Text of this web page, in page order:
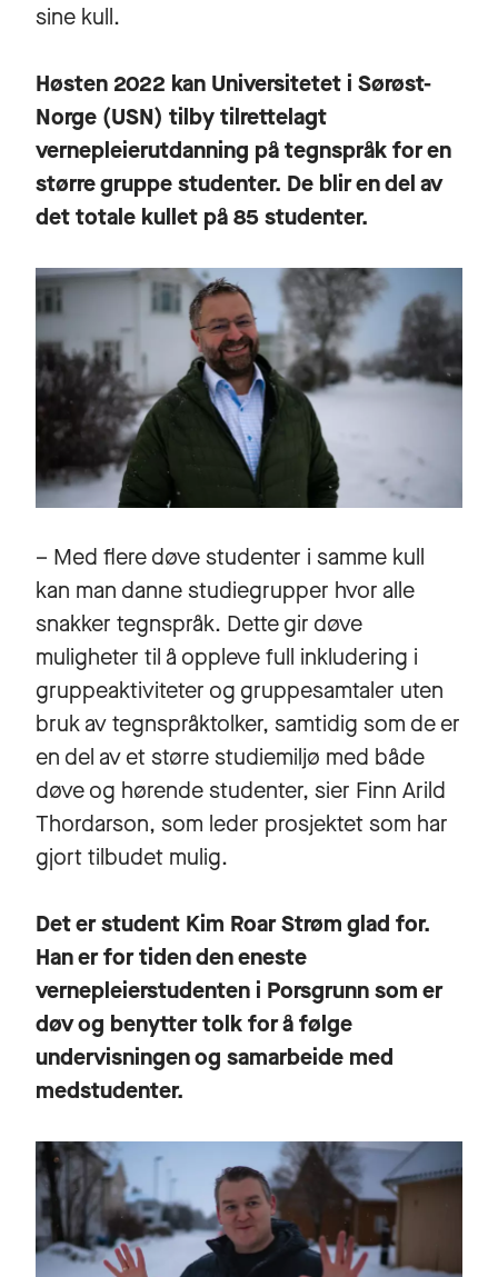
sine kull.
Høsten 2022 kan Universitetet i Sørøst-
Norge (USN) tilby tilrettelagt
vernepleierutdanning på tegnspråk for en
større gruppe studenter. De blir en del av
det totale kullet på 85 studenter.
– Med flere døve studenter i samme kull
kan man danne studiegrupper hvor alle
snakker tegnspråk. Dette gir døve
muligheter til å oppleve full inkludering i
gruppeaktiviteter og gruppesamtaler uten
bruk av tegnspråktolker, samtidig som de er
en del av et større studiemiljø med både
døve og hørende studenter, sier Finn Arild
Thordarson, som leder prosjektet som har
gjort tilbudet mulig.
Det er student Kim Roar Strøm glad for.
Han er for tiden den eneste
vernepleierstudenten i Porsgrunn som er
døv og benytter tolk for å følge
undervisningen og samarbeide med
medstudenter.